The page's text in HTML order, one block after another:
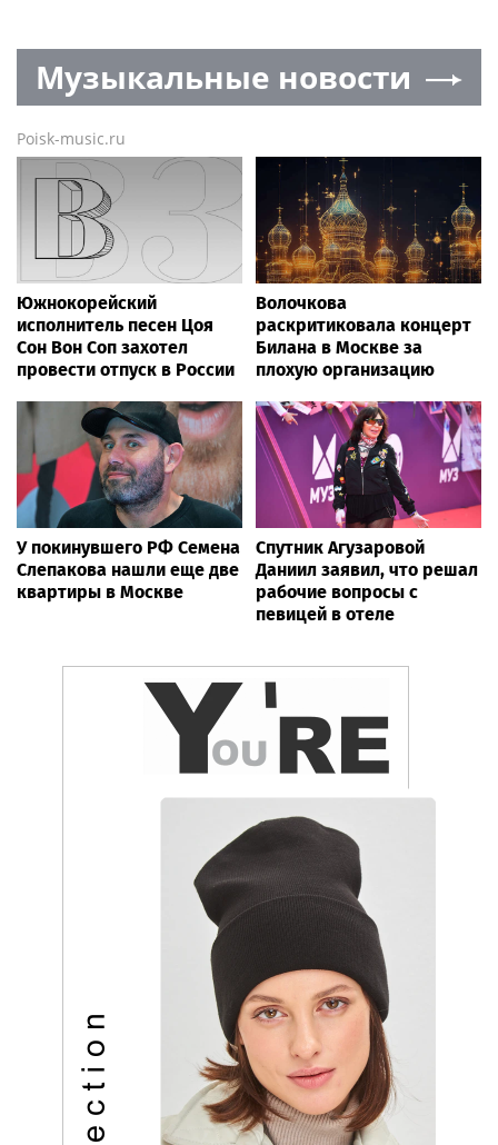
Музыкальные новости
Poisk-music.ru
Южнокорейский
исполнитель песен Цоя
Сон Вон Соп захотел
провести отпуск в России
Волочкова
раскритиковала концерт
Билана в Москве за
плохую организацию
У покинувшего РФ Семена
Слепакова нашли еще две
квартиры в Москве
Спутник Агузаровой
Даниил заявил, что решал
рабочие вопросы с
певицей в отеле